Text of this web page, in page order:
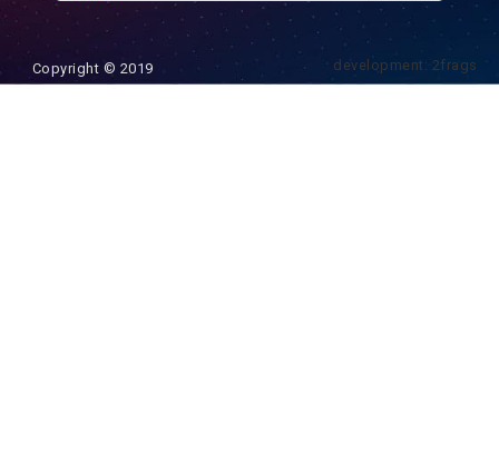
Copyright © 2019 development: 2frags